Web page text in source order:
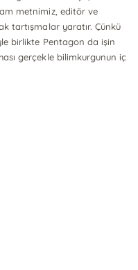
metnimiz, editör ve
tartışmalar yaratır. Çünkü
birlikte Pentagon da işin
gerçekle bilimkurgunun iç